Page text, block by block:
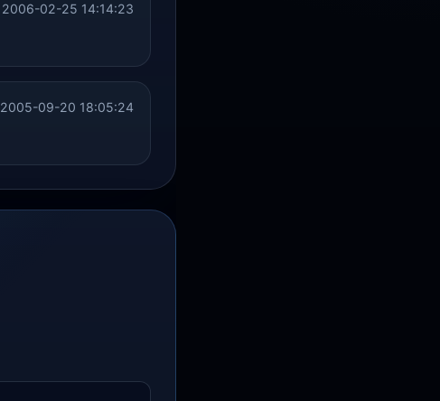
2006-02-25 14:14:23
2005-09-20 18:05:24